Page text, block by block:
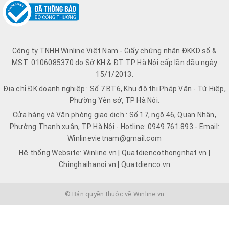
Công ty TNHH Winline Việt Nam - Giấy chứng nhận ĐKKD số &
MST: 0106085370 do Sở KH & ĐT TP Hà Nội cấp lần đầu ngày
15/1/2013.
Địa chỉ ĐK doanh nghiệp : Số 7 BT6, Khu đô thị Pháp Vân - Tứ Hiệp,
Phường Yên sở, TP Hà Nội.
Cửa hàng và Văn phòng giao dịch : Số 17, ngõ 46, Quan Nhân,
Phường Thanh xuân, TP Hà Nội - Hotline: 0949.761.893 - Email:
Winlinevietnam@gmail.com
Hệ thống Website: Winline.vn | Quatdiencothongnhat.vn |
Chinghaihanoi.vn | Quatdienco.vn
© Bản quyền thuộc về Winline.vn